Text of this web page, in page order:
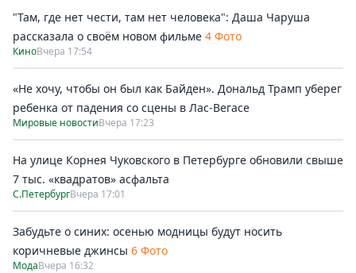
"Там, где нет чести, там нет человека": Даша Чаруша
рассказала о своём новом фильме 4 Фото
КиноВчера 17:54
«Не хочу, чтобы он был как Байден». Дональд Трамп уберег
ребенка от падения со сцены в Лас-Вегасе
Мировые новостиВчера 17:23
На улице Корнея Чуковского в Петербурге обновили свыше
7 тыс. «квадратов» асфальта
С.ПетербургВчера 17:01
Забудьте о синих: осенью модницы будут носить
коричневые джинсы 6 Фото
МодаВчера 16:32